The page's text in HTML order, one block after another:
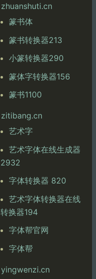
zhuanshuti.cn
篆书体
篆书转换器213
小篆转换器290
篆体字转换器156
篆书1100
zitibang.cn
艺术字
艺术字体在线生成器
2932
字体转换器 820
艺术字体转换器在线
转换器194
字体帮官网
字体帮
yingwenzi.cn